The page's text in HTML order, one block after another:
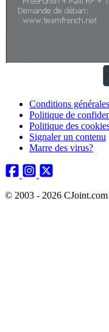
Conditions
Politique de
Politique des
Signaler un contenu
Marre des virus?
© 2003 - 2026 CJoint.com